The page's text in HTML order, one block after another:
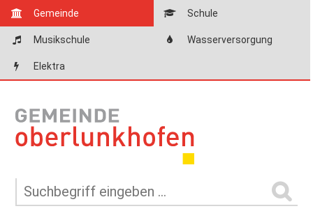
Gemeinde Schule
Musikschule Wasserversorgung
Elektra